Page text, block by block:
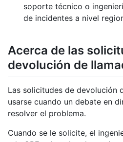
soporte técnico o
de incidentes a nivel
Acerca de las
devolución de
Las solicitudes de devolución
usarse cuando un debate en
resolver el problema.
Cuando se le solicite, el